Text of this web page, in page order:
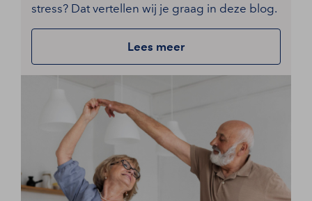
stress? Dat vertellen wij je graag in deze blog.
Lees meer